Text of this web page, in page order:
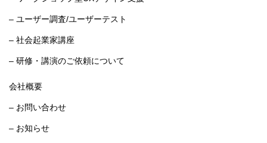
– ユーザー調査/ユーザーテスト
– 社会起業家講座
– 研修・講演のご依頼について
会社概要
– お問い合わせ
– お知らせ